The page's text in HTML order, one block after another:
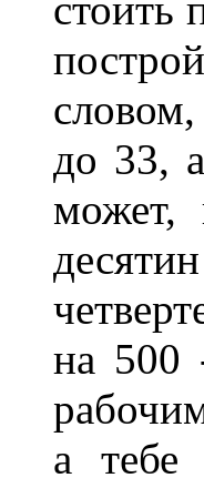
словом,
до 33,
может,
на 500
а тебе